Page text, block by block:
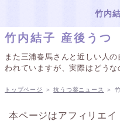
竹内
竹内結子 産後うつ
また三浦春馬さんと近しい人
われていますが、実際はどうな
トップページ ＞抗うつ薬ニュース ＞
本ページはアフィリエ